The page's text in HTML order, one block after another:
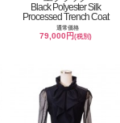
Black Polyester Silk
Processed Trench Coat
通常価格
79,000円(税別)